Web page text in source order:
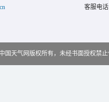
客服电
中国天气网版权所有，未经书面授权